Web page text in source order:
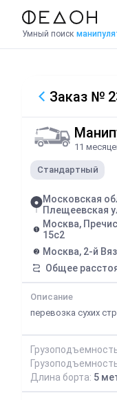
Умный поиск
Заказ №
11
Стандартный
Московская
Плещеевская
Москва,
15с2
Москва, 2-й
Общее
Описание
перевозка сухих
Длина борта: 5